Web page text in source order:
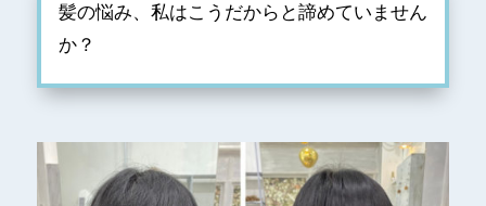
髪の悩み、私はこうだからと諦めていません
か？